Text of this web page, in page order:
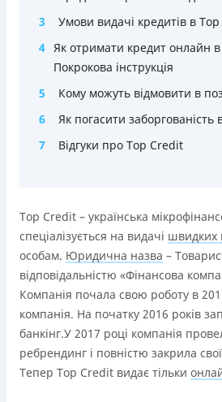
3
Умови видачі кредитів в
4 Як отримати кредит онлайн
Покрокова інструкція
5
Кому можуть відмовити в
6
Як погасити заборгованість
7
Відгуки про Tор Credit
Tор Credit – українська
спеціалізується на видачі швидких
особам. Юридична назва –
відповідальністю «Фінансова
Компанія почала свою роботу в
компанія. На початку 2016 років
банкінг.У 2017 році компанія
ребрендинг і повністю закрила
Тепер Tор Credit видає тільки